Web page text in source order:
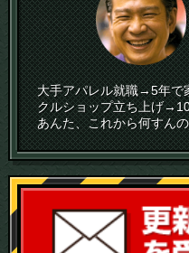
大手アパレル就職→5年
クルショップ立ち上げ
あんた、これから何すん